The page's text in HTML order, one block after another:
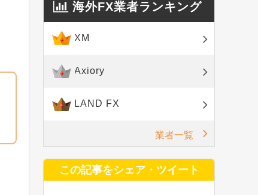
海外FX業者ランキング
XM
Axiory
LAND FX
業者一覧
この記事をシェア・ツイート